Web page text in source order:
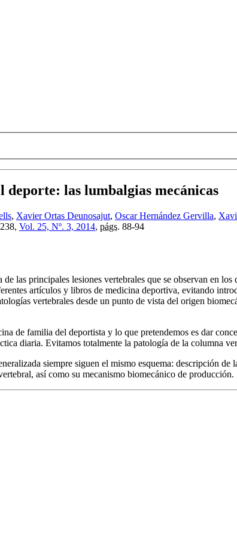
deporte: las lumbalgias mecánicas
, Xavier Ortas Deunosajut, Oscar Hernández Gervilla,
Vol. 25, Nº. 3, 2014, págs. 88-94
las principales lesiones vertebrales que se observan en
artículos y libros de medicina deportiva, evitando
vertebrales desde un punto de vista del origen
de familia del deportista y lo que pretendemos es dar
diaria. Evitamos totalmente la patología de la columna
siempre siguen el mismo esquema: descripción
así como su mecanismo biomecánico de producción.